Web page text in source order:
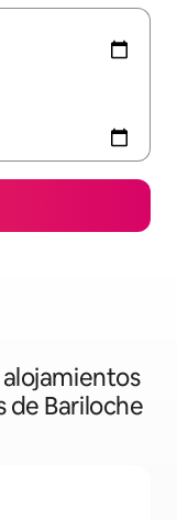
de Bariloche